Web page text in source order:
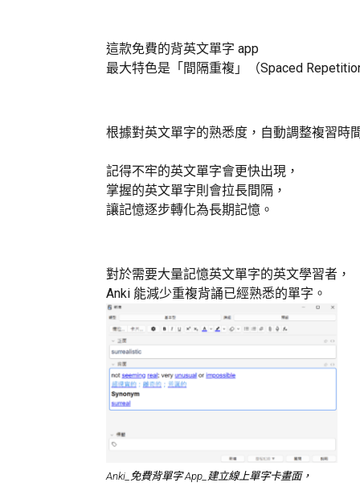
這款免費的背英文單字 app
最大特色是「間隔重複」（Spaced
根據對英文單字的熟悉度，自動調整複習時
記得不牢的英文單字會更快出現，
掌握的英文單字則會拉長間隔，
讓記憶逐步轉化為長期記憶。
對於需要大量記憶英文單字的英文學習者，
Anki 能減少重複背誦已經熟悉的單字。
Anki_免費背單字 App_建立線上單字卡畫面，